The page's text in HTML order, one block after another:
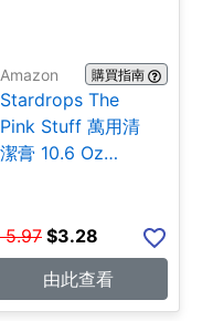
Amazon 購買指南
Stardrops The
Pink Stuff 萬用清
潔膏 10.6 Oz
5.97 $3.28
由此查看